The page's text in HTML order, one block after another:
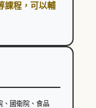
課程，可以輔
、國衛院、食品